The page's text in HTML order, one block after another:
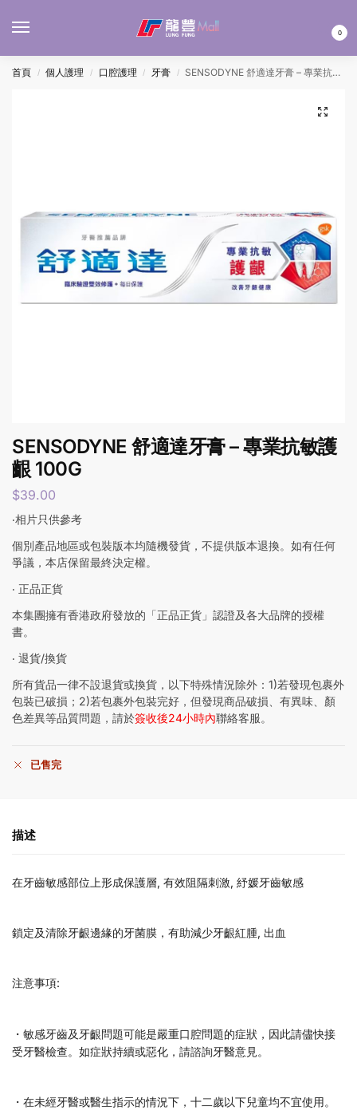
0
首頁 / 個人護理 / 口腔護理 / 牙膏 / SENSODYNE 舒適達牙膏 – 專業抗敏護齦 100G
SENSODYNE 舒適達牙膏 – 專業抗敏護
齦 100G
$39.00
‧相片只供參考
個別產品地區或包裝版本均隨機發貨，不提供版本退換。如有任何
爭議，本店保留最終決定權。
‧ 正品正貨
本集團擁有香港政府發放的「正品正貨」認證及各大品牌的授權
書。
‧ 退貨/換貨
所有貨品一律不設退貨或換貨，以下特殊情況除外：1)若發現包裹外
包裝已破損；2)若包裹外包裝完好，但發現商品破損、有異味、顏
色差異等品質問題，請於簽收後24小時內聯絡客服。
已售完
描述
在牙齒敏感部位上形成保護層, 有效阻隔刺激, 紓媛牙齒敏感
鎖定及清除牙齦邊緣的牙菌膜，有助減少牙齦紅腫, 出血
注意事項:
・敏感牙齒及牙齦問題可能是嚴重口腔問題的症狀，因此請儘快接
受牙醫檢查。如症狀持續或惡化，請諮詢牙醫意見。
・在未經牙醫或醫生指示的情況下，十二歲以下兒童均不宜使用。